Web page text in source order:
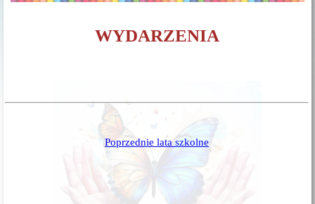
WYDARZENIA
Poprzednie lata szkolne